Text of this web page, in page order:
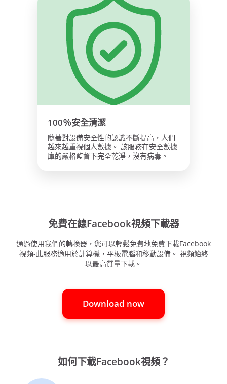
100％安全清潔
隨著對設備安全性的認識不斷提高，人們
越來越重視個人數據。 該服務在安全數據
庫的嚴格監督下完全乾淨，沒有病毒。
免費在線Facebook視頻下載器
通過使用我們的轉換器，您可以輕鬆免費地免費下載Facebook
視頻-此服務適用於計算機，平板電腦和移動設備。 視頻始終
以最高質量下載。
Download now
如何下載Facebook視頻？